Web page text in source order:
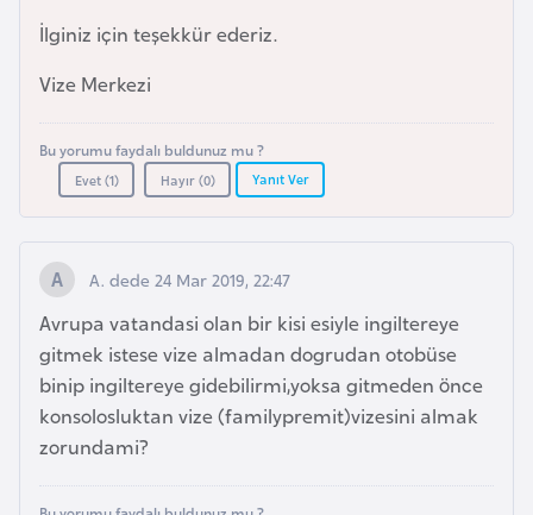
İlginiz için teşekkür ederiz.
Vize Merkezi
Bu yorumu faydalı buldunuz mu ?
Evet (1) Hayır (0) Yanıt Ver
A. dede 24 Mar 2019, 22:47
Avrupa vatandasi olan bir kisi esiyle ingiltereye
gitmek istese vize almadan dogrudan otobüse
binip ingiltereye gidebilirmi,yoksa gitmeden önce
konsolosluktan vize (familypremit)vizesini almak
zorundami?
a
u
s
l
ç
i
k
a
B
e